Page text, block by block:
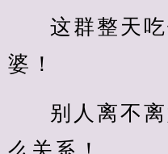
这群整天
婆！
别人离不